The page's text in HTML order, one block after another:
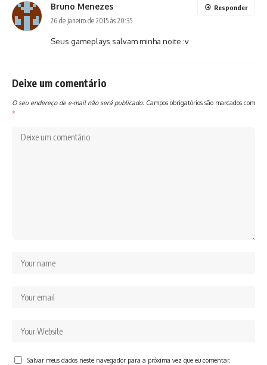
Bruno Menezes
26 de janeiro de 2015 às 20:35
Seus gameplays salvam minha noite :v
Responder
Deixe um comentário
O seu endereço de e-mail não será publicado. Campos obrigatórios são marcados com
*
Salvar meus dados neste navegador para a próxima vez que eu comentar.